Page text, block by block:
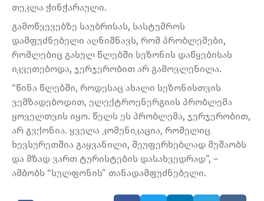
თეკლა ჭინჭარაული.
გამოწვევებზე საუბრისას, სასტუმროს
დამფუძნებელი აღნიშნავს, რომ პრობლემები,
რომლებიც გასულ წლებში სეზონის დაწყებისას
იკვეთებოდა, ჯერჯერობით არ გამოვლენილა.
“წინა წლებში, როდესაც ახალი სეზონისთვის
ვემზადებოდით, ელექტროენერგიის პრობლემა
ყოველთვის იყო. წელს ეს პრობლემა, ჯერჯერობით,
არ გვქონია. ყველა კომუნიკაცია, რომელიც
ხევსურეთშია გაყვანილი, შეუფერხებლად მუშაობს
და მზად ვართ ტურისტების დასახვედრად”, –
ამბობს “სულფონის” თანადამფუძნებელი.